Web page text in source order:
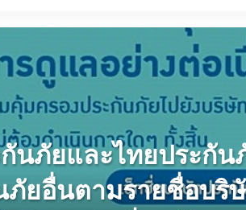
นภัยและไทยประกั
ภัยอื่นตามรายชื่อบริ